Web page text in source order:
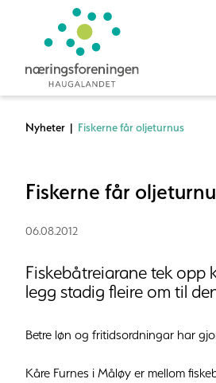
Nyheter | Fiskerne får oljeturnus
Fiskerne får
06.08.2012
Fiskebåtreiarane tek
legg stadig fleire om til
Betre løn og fritidsordningar har
Kåre Furnes i Måløy er mellom